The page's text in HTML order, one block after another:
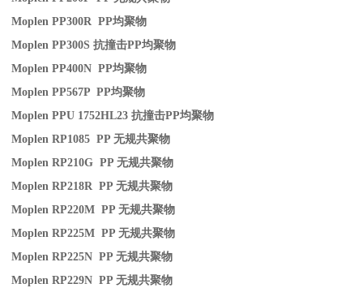
Moplen PP300R PP均聚物
Moplen PP300S抗撞击PP均聚物
Moplen PP400N PP均聚物
Moplen PP567P PP均聚物
Moplen PPU 1752HL23抗撞击PP均聚物
Moplen RP1085 PP无规共聚物
Moplen RP210G PP无规共聚物
Moplen RP218R PP无规共聚物
Moplen RP220M PP无规共聚物
Moplen RP225M PP无规共聚物
Moplen RP225N PP无规共聚物
Moplen RP229N PP无规共聚物